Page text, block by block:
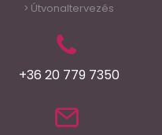
> Útvonaltervezés
+36 20 779 7350